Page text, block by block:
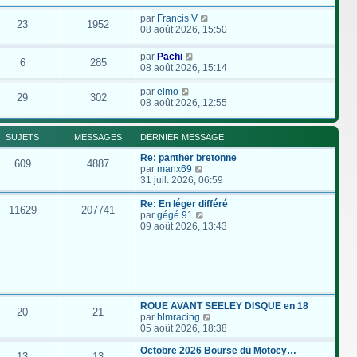
23 1952 par Francis V
08 août 2026, 15:50
6 285 par Pachi
08 août 2026, 15:14
29 302 par elmo
08 août 2026, 12:55
SUJETS MESSAGES DERNIER MESSAGE
609 4887
Re: panther bretonne
par manx69
o
n
s
l
e
r
n
e
31 juil. 2026, 06:59
11629 207741
Re: En léger différé
par gégé 91
o
e
r
l
e
d
e
09 août 2026, 13:43
20 21
ROUE AVANT SEELEY DISQUE en 18
par hlmracing
o
n
s
05 août 2026, 18:38
Octobre 2026 Bourse du Motocy…